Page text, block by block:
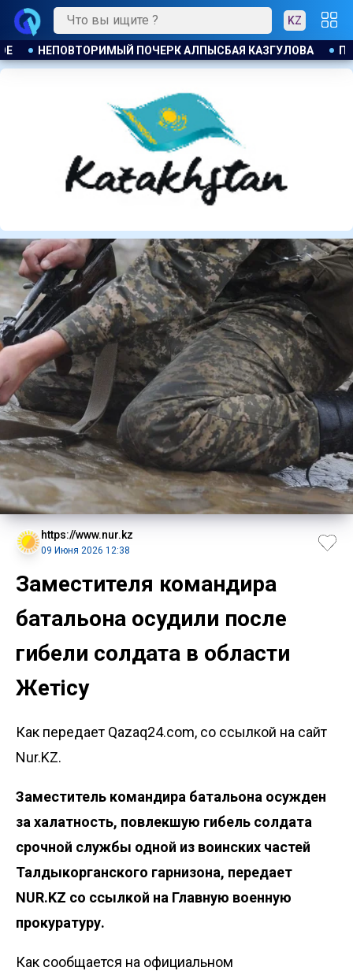
KZ
ПАРТИЯ ӘДІЛЕТ : ПРИНЦИП ЗАКОН И ПОРЯДОК
https://www.nur.kz
09 Июня 2026 12:38
Заместителя командира
батальона осудили после
гибели солдата в области
Жетісу
Как передает Qazaq24.com, со ссылкой на сайт
Nur.KZ.
Заместитель командира батальона осужден
за халатность, повлекшую гибель солдата
срочной службы одной из воинских частей
Талдыкорганского гарнизона, передает
NUR.KZ со ссылкой на Главную военную
прокуратуру.
Как сообщается на официальном